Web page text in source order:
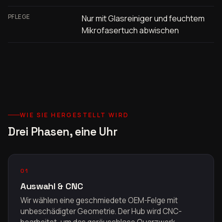
PFLEGE
Nur mit Glasreiniger und feuchtem
Mikrofasertuch abwischen
WIE SIE HERGESTELLT WIRD
Drei Phasen, eine Uhr
01
Auswahl & CNC
Wir wählen eine geschmiedete OEM-Felge mit
unbeschädigter Geometrie. Der Hub wird CNC-